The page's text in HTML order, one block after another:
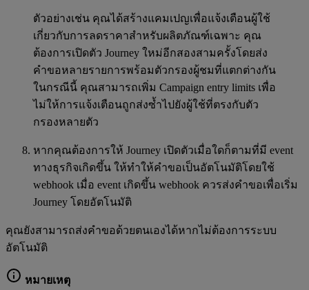
ตัวอย่างเช่น คุณได้สร้างแคมเปญเพื่อแจ้งเตือนผู้ใช้
เกี่ยวกับการลดราคาสำหรับผลิตภัณฑ์เฉพาะ คุณ
ต้องการเปิดตัว Journey ใหม่อีกสองสามครั้งโดยส่ง
คำขอหลายรายการพร้อมตัวกรองผู้ชมที่แตกต่างกัน
ในกรณีนี้ คุณสามารถเพิ่ม Campaign entry limits เพื่อ
ไม่ให้การแจ้งเตือนถูกส่งซ้ำไปยังผู้ใช้ที่ตรงกับตัว
กรองหลายตัว
หากคุณต้องการให้ Journey เปิดตัวเมื่อใดก็ตามที่มี event
ทางธุรกิจเกิดขึ้น ให้ทำให้คำขอเป็นอัตโนมัติโดยใช้
webhook เมื่อ event เกิดขึ้น webhook ควรส่งคำขอเพื่อเริ่ม
Journey โดยอัตโนมัติ
คุณยังสามารถส่งคำขอด้วยตนเองได้หากไม่ต้องการระบบ
อัตโนมัติ
หมายเหตุ